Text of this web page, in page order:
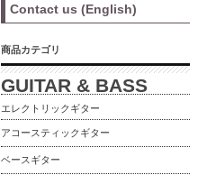
Contact us (English)
商品カテゴリ
GUITAR & BASS
エレクトリックギター
アコースティックギター
ベースギター